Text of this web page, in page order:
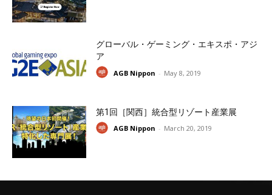
グローバル・ゲーミング・エキスポ・アジ
ア
AGB Nippon - May 8, 2019
第1回［関西］統合型リゾート産業展
AGB Nippon - March 20, 2019